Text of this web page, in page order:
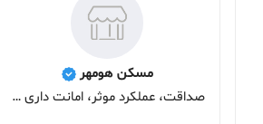
مسکن هومهر
صداقت، عملکرد موثر، امانت داری از خصوصیات بارز ماست.